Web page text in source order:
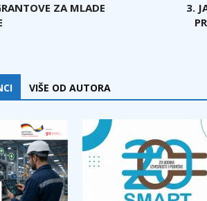
ZA MLADE
3.
VIŠE OD AUTORA